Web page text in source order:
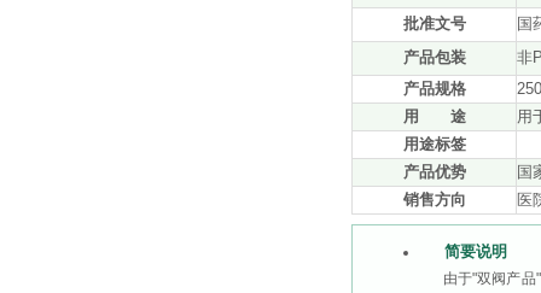
批准文号
国
产品包装
非
产品规格
用 途
用
用途标签
产品优势
国
销售方向
医
简要说明
由于"双阀产品"